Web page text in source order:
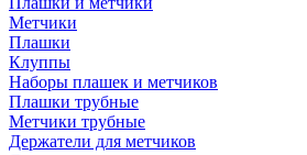
Метчики
Плашки
Клуппы
Наборы плашек и метчиков
Плашки трубные
Метчики трубные
Держатели для метчиков